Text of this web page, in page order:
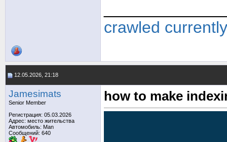
crawled
12.05.2026, 21:18
Jamesimats
Senior Member
Регистрация: 05.03.2026
Адрес: место жительства
Автомобиль: Man
Сообщений: 640
how to make